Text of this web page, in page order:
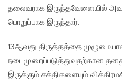
தலைவராக இருந்தவேளையில்
பொறுப்பாக இருந்தார்.
13ஆவது திருத்தத்தை
நடைமுறைப்படுத்துவதற்கான
இருக்கும் சக்திகளையும்